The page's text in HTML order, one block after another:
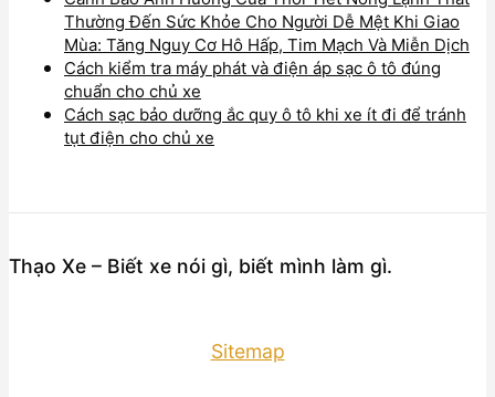
Thường Đến Sức Khỏe Cho Người Dễ Mệt Khi Giao
Mùa: Tăng Nguy Cơ Hô Hấp, Tim Mạch Và Miễn Dịch
Cách kiểm tra máy phát và điện áp sạc ô tô đúng
chuẩn cho chủ xe
Cách sạc bảo dưỡng ắc quy ô tô khi xe ít đi để tránh
tụt điện cho chủ xe
Thạo Xe – Biết xe nói gì, biết mình làm gì.
Sitemap